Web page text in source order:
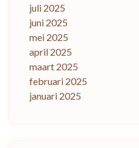
juli 2025
juni 2025
mei 2025
april 2025
maart 2025
februari 2025
januari 2025